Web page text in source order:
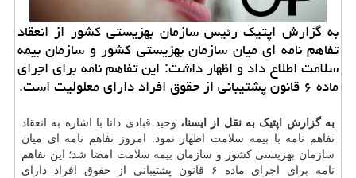
به گزارش اپتیك رئیس سازمان بهزیستی كشور از انعقاد
تفاهم نامه ای میان سازمان بهزیستی كشور و سازمان بیمه
سلامت اطلاع داد و اظهار داشت: این تفاهم نامه برای اجرای
ماده ۶ قانون پشتیبانی از حقوق افراد دارای معلولیت است.
به گزارش اپتیک به نقل از ایسنا، وحید قبادی دانا با اشاره به انعقاد
تفاهم نامه با بیمه سلامت اظهار نمود: امروز تفاهم نامه ای میان
سازمان بهزیستی کشور و سازمان بیمه سلامت امضا شد؛ این تفاهم
نامه برای اجرای ماده ۶ قانون پشتیبانی از حقوق افراد دارای